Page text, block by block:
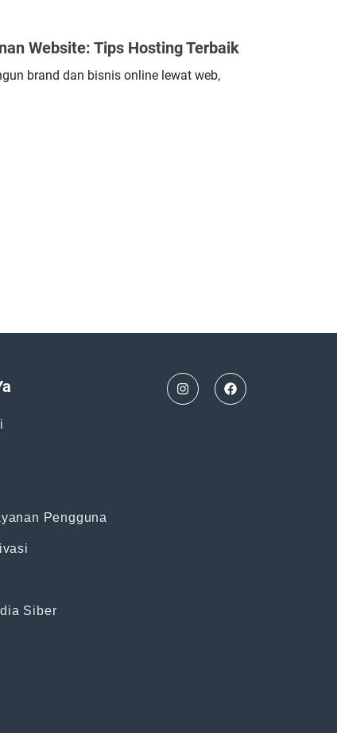
Website: Tips Hosting Terbaik
brand dan bisnis online lewat web,
Pengguna
Siber